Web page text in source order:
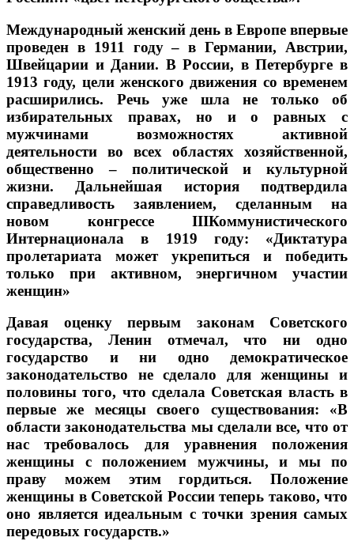
Международный женский день в Европе впервые
проведен в 1911 году – в Германии, Австрии,
Швейцарии и Дании. В России, в Петербурге в
1913 году, цели женского движения со временем
расширились. Речь уже шла не только об
избирательных правах, но и о равных с
мужчинами возможностях активной
деятельности во всех областях хозяйственной,
общественно – политической и культурной
жизни. Дальнейшая история подтвердила
справедливость заявлением, сделанным на
новом конгрессе IIIКоммунистического
Интернационала в 1919 году: «Диктатура
пролетариата может укрепиться и победить
только при активном, энергичном участии
женщин»
Давая оценку первым законам Советского
государства, Ленин отмечал, что ни одно
государство и ни одно демократическое
законодательство не сделало для женщины и
половины того, что сделала Советская власть в
первые же месяцы своего существования: «В
области законодательства мы сделали все, что от
нас требовалось для уравнения положения
женщины с положением мужчины, и мы по
праву можем этим гордиться. Положение
женщины в Советской России теперь таково, что
оно является идеальным с точки зрения самых
передовых государств.»